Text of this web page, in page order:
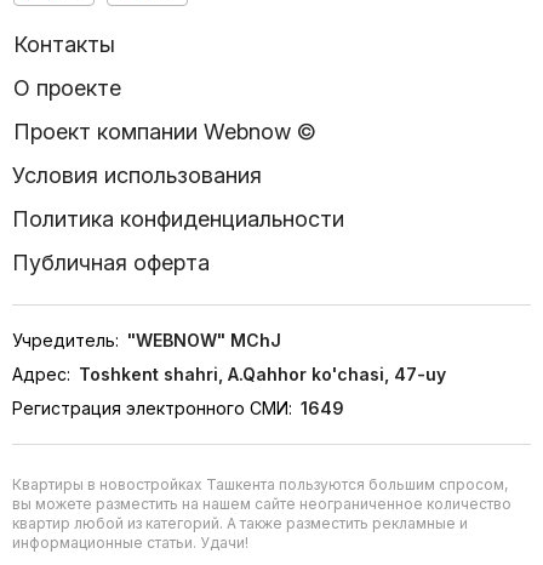
Контакты
О проекте
Проект компании Webnow ©
Условия использования
Политика конфиденциальности
Публичная оферта
Учредитель: "WEBNOW" MChJ
Адрес: Toshkent shahri, A.Qahhor ko'chasi, 47-uy
Регистрация электронного СМИ: 1649
Квартиры в новостройках Ташкента пользуются большим спросом,
вы можете разместить на нашем сайте неограниченное количество
квартир любой из категорий. А также разместить рекламные и
информационные статьи. Удачи!